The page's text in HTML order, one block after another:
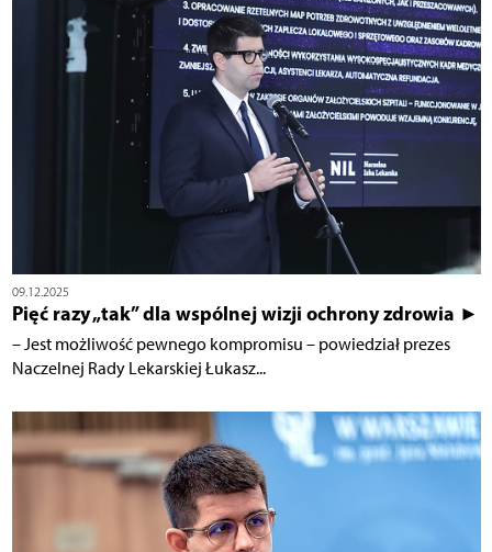
09.12.2025
Pięć razy „tak” dla wspólnej wizji ochrony zdrowia ►
– Jest możliwość pewnego kompromisu – powiedział prezes
Naczelnej Rady Lekarskiej Łukasz...